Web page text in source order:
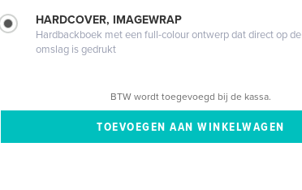
HARDCOVER, IMAGEWRAP
Hardbackboek met een full-colour ontwerp dat direct op de
omslag is gedrukt
BTW wordt toegevoegd bij de kassa.